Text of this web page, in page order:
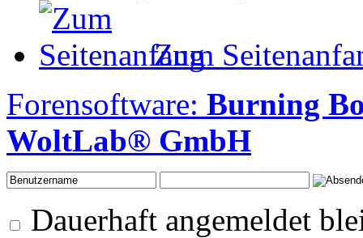
Zum
Forensoftware: Burning
WoltLab® GmbH
Dauerhaft angemeldet